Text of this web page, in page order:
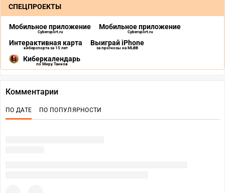
СПЕЦПРОЕКТЫ
Мобильное приложение
Cybersport.ru
Мобильное приложение
Cybersport.ru
Интерактивная карта
киберспорта за 15 лет
Выиграй iPhone
за прогнозы на MLBB
Киберкалендарь
по Миру Танков
Комментарии
ПО ДАТЕ ПО ПОПУЛЯРНОСТИ